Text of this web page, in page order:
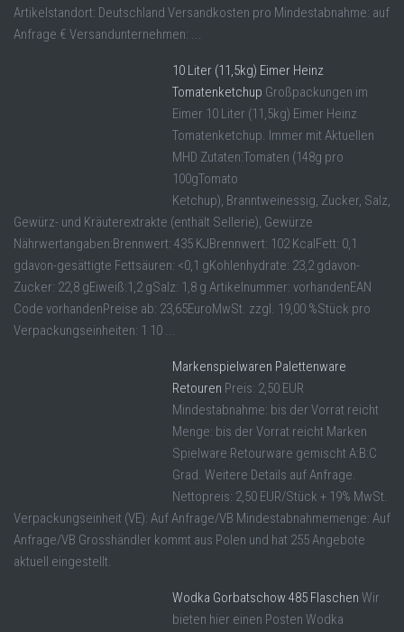
Artikelstandort: Deutschland Versandkosten pro Mindestabnahme: auf
Anfrage € Versandunternehmen: ...
10 Liter (11,5kg) Eimer Heinz
Tomatenketchup Großpackungen im
Eimer 10 Liter (11,5kg) Eimer Heinz
Tomatenketchup. Immer mit Aktuellen
MHD Zutaten:Tomaten (148g pro
100gTomato
Ketchup), Branntweinessig, Zucker, Salz,
Gewürz- und Kräuterextrakte (enthält Sellerie), Gewürze
Nährwertangaben:Brennwert: 435 KJBrennwert: 102 KcalFett: 0,1
gdavon-gesättigte Fettsäuren: <0,1 gKohlenhydrate: 23,2 gdavon-
Zucker: 22,8 gEiweiß:1,2 gSalz: 1,8 g Artikelnummer: vorhandenEAN
Code vorhandenPreise ab: 23,65EuroMwSt. zzgl. 19,00 %Stück pro
Verpackungseinheiten: 1 10 ...
Markenspielwaren Palettenware
Retouren Preis: 2,50 EUR
Mindestabnahme: bis der Vorrat reicht
Menge: bis der Vorrat reicht Marken
Spielware Retourware gemischt A:B:C
Grad. Weitere Details auf Anfrage.
Nettopreis: 2,50 EUR/Stück + 19% MwSt.
Verpackungseinheit (VE): Auf Anfrage/VB Mindestabnahmemenge: Auf
Anfrage/VB Grosshändler kommt aus Polen und hat 255 Angebote
aktuell eingestellt.
Wodka Gorbatschow 485 Flaschen Wir
bieten hier einen Posten Wodka